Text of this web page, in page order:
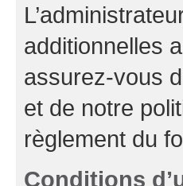
additionnelles
assurez-vous
et de notre
règlement du
Conditions